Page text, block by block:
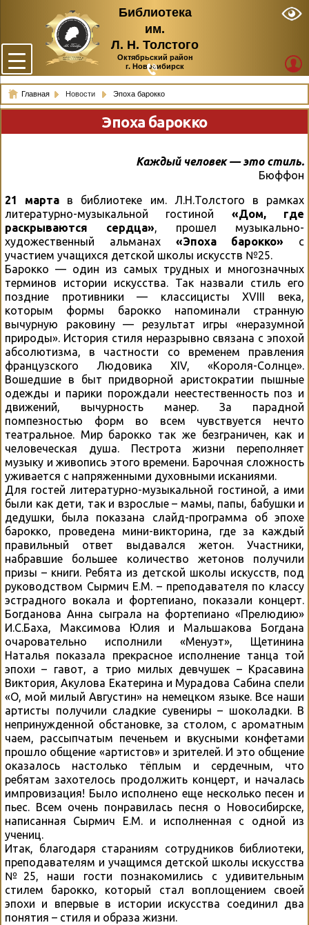
Библиотека
им.
Л. Н. Толстого
Октябрьский район
г. Новосибирск
Главная Новости Эпоха барокко
Эпоха барокко
Каждый человек — это стиль.
Бюффон
21 марта в библиотеке им. Л.Н.Толстого в рамках
литературно-музыкальной гостиной «Дом, где
раскрываются сердца», прошел музыкально-
художественный альманах «Эпоха барокко» с
участием учащихся детской школы искусств №25.
Барокко — один из самых трудных и многозначных
терминов истории искусства. Так назвали стиль его
поздние противники — классицисты XVIII века,
которым формы барокко напоминали странную
вычурную раковину — результат игры «неразумной
природы». История стиля неразрывно связана с эпохой
абсолютизма, в частности со временем правления
французского Людовика XIV, «Короля-Солнце».
Вошедшие в быт придворной аристократии пышные
одежды и парики порождали неестественность поз и
движений, вычурность манер. За парадной
помпезностью форм во всем чувствуется нечто
театральное. Мир барокко так же безграничен, как и
человеческая душа. Пестрота жизни переполняет
музыку и живопись этого времени. Барочная сложность
уживается с напряженными духовными исканиями.
Для гостей литературно-музыкальной гостиной, а ими
были как дети, так и взрослые – мамы, папы, бабушки и
дедушки, была показана слайд-программа об эпохе
барокко, проведена мини-викторина, где за каждый
правильный ответ выдавался жетон. Участники,
набравшие большее количество жетонов получили
призы – книги. Ребята из детской школы искусств, под
руководством Сырмич Е.М. – преподавателя по классу
эстрадного вокала и фортепиано, показали концерт.
Богданова Анна сыграла на фортепиано «Прелюдию»
И.С.Баха, Максимова Юлия и Мальшакова Богдана
очаровательно исполнили «Менуэт», Щетинина
Наталья показала прекрасное исполнение танца той
эпохи – гавот, а трио милых девчушек – Красавина
Виктория, Акулова Екатерина и Мурадова Сабина спели
«О, мой милый Августин» на немецком языке. Все наши
артисты получили сладкие сувениры – шоколадки. В
непринужденной обстановке, за столом, с ароматным
чаем, рассыпчатым печеньем и вкусными конфетами
прошло общение «артистов» и зрителей. И это общение
оказалось настолько тёплым и сердечным, что
ребятам захотелось продолжить концерт, и началась
импровизация! Было исполнено еще несколько песен и
пьес. Всем очень понравилась песня о Новосибирске,
написанная Сырмич Е.М. и исполненная с одной из
учениц.
Итак, благодаря стараниям сотрудников библиотеки,
преподавателям и учащимся детской школы искусства
№25, наши гости познакомились с удивительным
стилем барокко, который стал воплощением своей
эпохи и впервые в истории искусства соединил два
понятия – стиля и образа жизни.